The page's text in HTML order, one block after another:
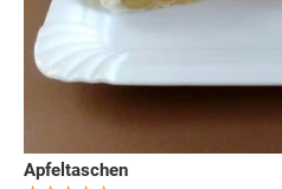
Apfeltaschen